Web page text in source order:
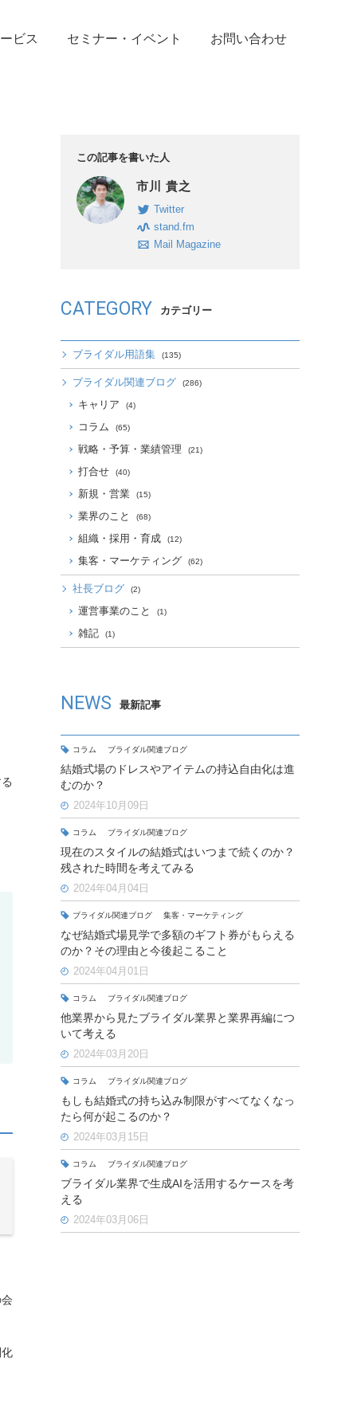
ビス セミナー・イベント お問い合わせ
この記事を書いた人
市川 貴之
Twitter
stand.fm
Mail Magazine
CATEGORY カテゴリー
ブライダル用語集 (135)
ブライダル関連ブログ (286)
キャリア (4)
コラム (65)
戦略・予算・業績管理 (21)
打合せ (40)
新規・営業 (15)
業界のこと (68)
組織・採用・育成 (12)
集客・マーケティング (62)
社長ブログ (2)
運営事業のこと (1)
雑記 (1)
NEWS 最新記事
コラム ブライダル関連ブログ
結婚式場のドレスやアイテムの持込自由化は進
むのか？
2024年10月09日
コラム ブライダル関連ブログ
現在のスタイルの結婚式はいつまで続くのか？
残された時間を考えてみる
2024年04月04日
ブライダル関連ブログ 集客・マーケティング
なぜ結婚式場見学で多額のギフト券がもらえる
のか？その理由と今後起こること
2024年04月01日
コラム ブライダル関連ブログ
他業界から見たブライダル業界と業界再編につ
いて考える
2024年03月20日
コラム ブライダル関連ブログ
もしも結婚式の持ち込み制限がすべてなくなっ
たら何が起こるのか？
2024年03月15日
コラム ブライダル関連ブログ
ブライダル業界で生成AIを活用するケースを考
える
2024年03月06日